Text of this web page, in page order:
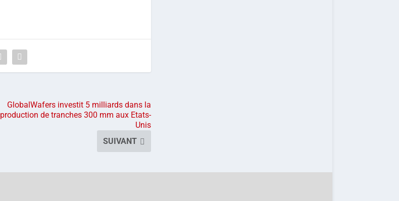
GlobalWafers investit 5 milliards dans la
production de tranches 300 mm aux Etats-
Unis
SUIVANT